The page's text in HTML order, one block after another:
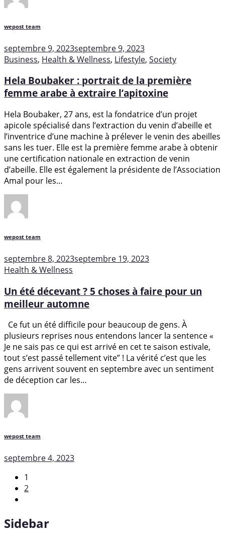
wepost team
septembre 9, 2023septembre 9, 2023
Business, Health & Wellness, Lifestyle, Society
Hela Boubaker : portrait de la première
femme arabe à extraire l’apitoxine
Hela Boubaker, 27 ans, est la fondatrice d’un projet
apicole spécialisé dans l’extraction du venin d’abeille et
l’inventrice d’une machine à prélever le venin des abeilles
sans les tuer. Elle est la première femme arabe à obtenir
une certification nationale en extraction de venin
d’abeille. Elle est également la présidente de l’Association
Amal pour les…
wepost team
septembre 8, 2023septembre 19, 2023
Health & Wellness
Un été décevant ? 5 choses à faire pour un
meilleur automne
Ce fut un été difficile pour beaucoup de gens. À
plusieurs reprises nous entendons lancer la sentence «
Je ne sais pas ce qui est arrivé en cet te saison estivale,
tout s’est passé tellement vite” ! La vérité c’est que les
gens arrivent souvent en septembre avec un sentiment
de déception car les…
wepost team
septembre 4, 2023
1
2
Sidebar